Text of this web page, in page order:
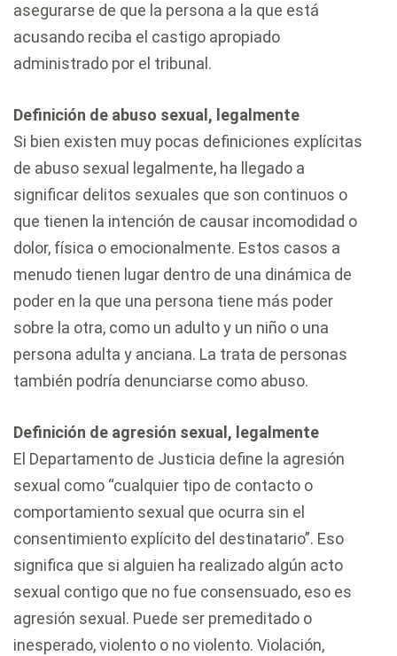
asegurarse de que la persona a la que está
acusando reciba el castigo apropiado
administrado por el tribunal.
Definición de abuso sexual, legalmente
Si bien existen muy pocas definiciones explícitas
de abuso sexual legalmente, ha llegado a
significar delitos sexuales que son continuos o
que tienen la intención de causar incomodidad o
dolor, física o emocionalmente. Estos casos a
menudo tienen lugar dentro de una dinámica de
poder en la que una persona tiene más poder
sobre la otra, como un adulto y un niño o una
persona adulta y anciana. La trata de personas
también podría denunciarse como abuso.
Definición de agresión sexual, legalmente
El Departamento de Justicia define la agresión
sexual como “cualquier tipo de contacto o
comportamiento sexual que ocurra sin el
consentimiento explícito del destinatario”. Eso
significa que si alguien ha realizado algún acto
sexual contigo que no fue consensuado, eso es
agresión sexual. Puede ser premeditado o
inesperado, violento o no violento. Violación,